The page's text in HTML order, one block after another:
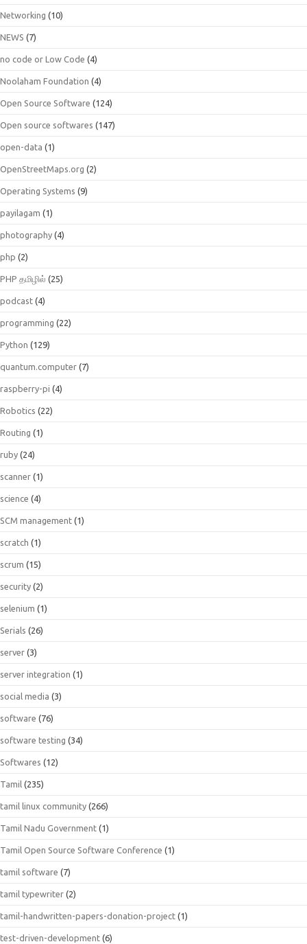
Networking (10)
NEWS (7)
no code or Low Code (4)
Noolaham Foundation (4)
Open Source Software (124)
Open source softwares (147)
open-data (1)
OpenStreetMaps.org (2)
Operating Systems (9)
payilagam (1)
photography (4)
php (2)
PHP தமிழில் (25)
podcast (4)
programming (22)
Python (129)
quantum.computer (7)
raspberry-pi (4)
Robotics (22)
Routing (1)
ruby (24)
scanner (1)
science (4)
SCM management (1)
scratch (1)
scrum (15)
security (2)
selenium (1)
Serials (26)
server (3)
server integration (1)
social media (3)
software (76)
software testing (34)
Softwares (12)
Tamil (235)
tamil linux community (266)
Tamil Nadu Government (1)
Tamil Open Source Software Conference (1)
tamil software (7)
tamil typewriter (2)
tamil-handwritten-papers-donation-project (1)
test-driven-development (6)